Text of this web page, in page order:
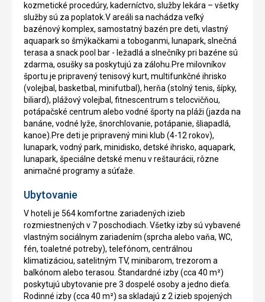
kozmetické procedúry, kaderníctvo, služby lekára – všetky
služby sú za poplatok.V areáli sa nachádza veľký
bazénový komplex, samostatný bazén pre deti, vlastný
aquapark so šmýkačkami a toboganmi, lunapark, slnečná
terasa a snack pool bar - ležadlá a slnečníky pri bazéne sú
zdarma, osušky sa poskytujú za zálohu.Pre milovníkov
športu je pripravený tenisový kurt, multifunkčné ihrisko
(volejbal, basketbal, minifutbal), herňa (stolný tenis, šípky,
biliard), plážový volejbal, fitnescentrum s telocvičňou,
potápačské centrum alebo vodné športy na pláži (jazda na
banáne, vodné lyže, šnorchlovanie, potápanie, šliapadlá,
kanoe).Pre deti je pripravený mini klub (4-12 rokov),
lunapark, vodný park, minidisko, detské ihrisko, aquapark,
luna­park, špeciálne detské menu v reštaurácii, rôzne
animačné programy a súťaže.
Ubytovanie
V hoteli je 564 komfortne zariadených izieb
rozmiestnených v 7 poschodiach. Všetky izby sú vybavené
vlastným sociálnym zariadením (sprcha alebo vaňa, WC,
fén, toaletné potreby), telefónom, centrálnou
klimatizáciou, satelitným TV, minibarom, trezorom a
balkónom alebo terasou. Štandardné izby (cca 40 m²)
poskytujú ubytovanie pre 3 dospelé osoby a jedno dieťa.
Rodinné izby (cca 40 m²) sa skladajú z 2 izieb spojených